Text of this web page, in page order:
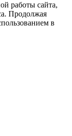
работы сайта,
Продолжая
в